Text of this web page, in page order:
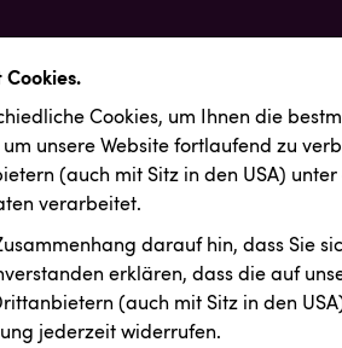
Cookies.
Cookies, um Ihnen die
unsere Website fortlaufend zu
(auch mit Sitz in den USA)
verarbeitet.
darauf hin, dass Sie
erklären, dass die auf
(auch mit Sitz in den
jederzeit widerrufen.